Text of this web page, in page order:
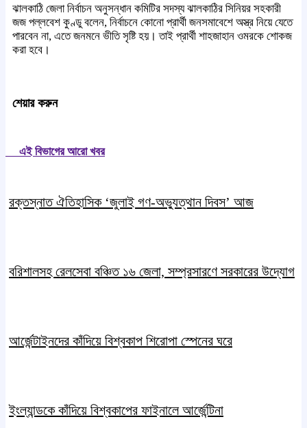
ঝালকাঠি জেলা নির্বাচন অনুসন্ধান কমিটির সদস্য ঝালকাঠির সিনিয়র সহকারী
জজ পল্লবেশ কুণ্ডু বলেন, নির্বাচনে কোনো প্রার্থী জনসমাবেশে অস্ত্র নিয়ে যেতে
পারবেন না, এতে জনমনে ভীতি সৃষ্টি হয়। তাই প্রার্থী শাহজাহান ওমরকে শোকজ
করা হবে।
শেয়ার করুন
এই বিভাগের আরো খবর
রক্তস্নাত ঐতিহাসিক ‌‘জুলাই গণ-অভ্যুত্থান দিবস’ আজ
বরিশালসহ রেলসেবা বঞ্চিত ১৬ জেলা, সম্প্রসারণে সরকারের উদ্যোগ
আর্জেন্টাইনদের কাঁদিয়ে বিশ্বকাপ শিরোপা স্পেনের ঘরে
ইংল্যান্ডকে কাঁদিয়ে বিশ্বকাপের ফাইনালে আর্জেন্টিনা